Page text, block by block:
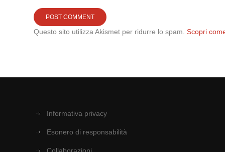
Questo sito utilizza Akismet per ridurre lo spam.Scopri
Informativa privacy
Esonero di responsabilità
Collaborazioni